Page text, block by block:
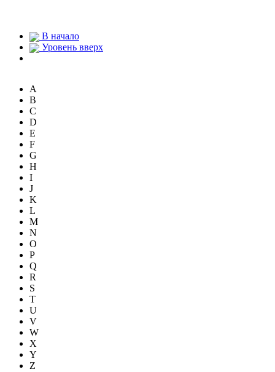
В начало
Уровень вверх
A
B
C
D
E
F
G
H
I
J
K
L
M
N
O
P
Q
R
S
T
U
V
W
X
Y
Z